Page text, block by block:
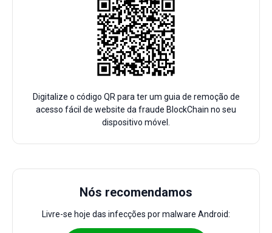
Digitalize o código QR para ter um guia de remoção de
acesso fácil de website da fraude BlockChain no seu
dispositivo móvel.
Nós recomendamos
Livre-se hoje das infecções por malware Android: